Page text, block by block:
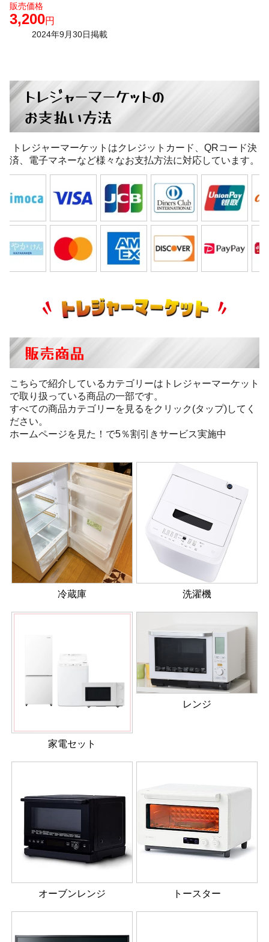
販売価格
3,200円
2024年9月30日掲載
トレジャーマーケットの
お支払い方法
トレジャーマーケットはクレジットカード、QRコード決
済、電子マネーなど様々なお支払方法に対応しています。
販売商品
こちらで紹介しているカテゴリーはトレジャーマーケット
で取り扱っている商品の一部です。
すべての商品カテゴリーを見るをクリック(タップ)してく
ださい。
ホームページを見た！で5％割引きサービス実施中
冷蔵庫 洗濯機
家電セット
レンジ
オーブンレンジ トースター